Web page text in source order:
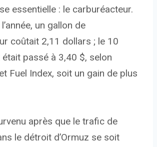
essentielle : le carburéacteur.
un gallon de
coûtait 2,11 dollars ; le 10
passé à 3,40 $, selon
Fuel Index, soit un gain de plus
après que le trafic de
le détroit d’Ormuz se soit